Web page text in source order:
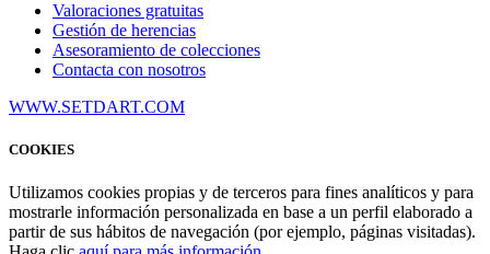
Valoraciones gratuitas
Gestión de herencias
Asesoramiento de colecciones
Contacta con nosotros
WWW.SETDART.COM
COOKIES
Utilizamos cookies propias y de terceros para fines analíticos y para
mostrarle información personalizada en base a un perfil elaborado a
partir de sus hábitos de navegación (por ejemplo, páginas visitadas).